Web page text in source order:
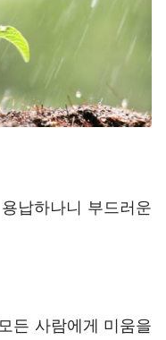
납하나니 부드러운
든 사람에게 미움을